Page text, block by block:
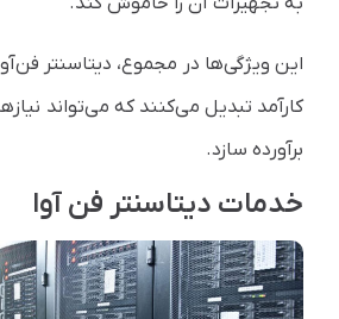
این ویژگی‌ها در مجموع، دیتاسنتر
کارآمد تبدیل می‌کنند که می‌تواند
برآورده سازد.
خدمات دیتاسنتر فن آوا